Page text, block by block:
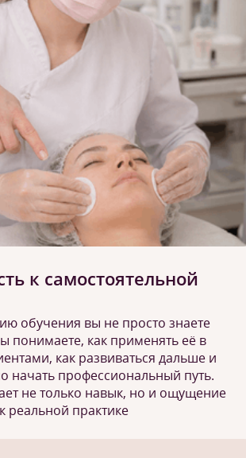
к самостоятельной
обучения вы не просто знаете
понимаете, как применять её в
как развиваться дальше и
начать профессиональный путь.
не только навык, но и ощущение
реальной практике